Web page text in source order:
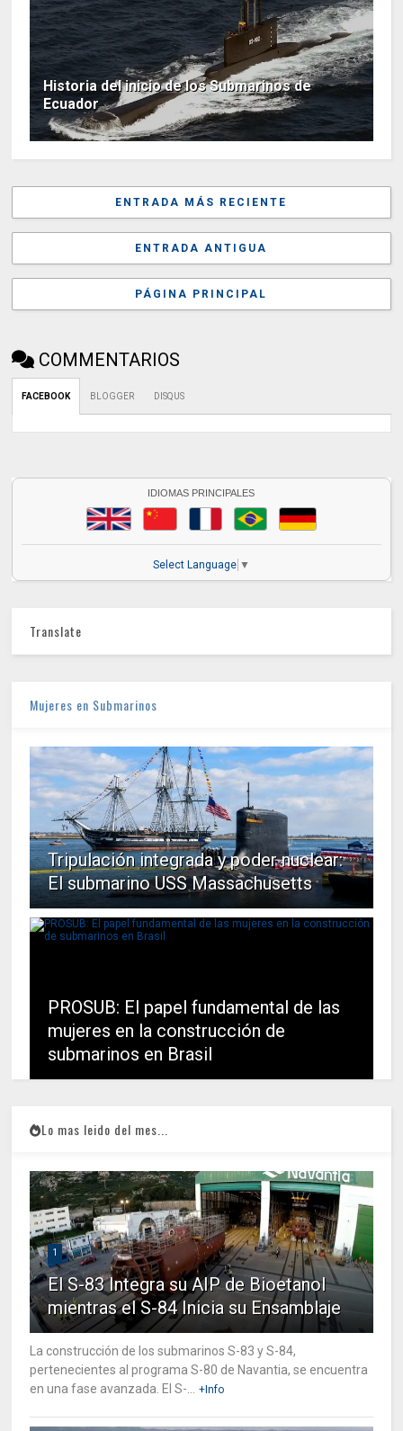
Historia del inicio de los Submarinos de
Ecuador
ENTRADA MÁS RECIENTE
ENTRADA ANTIGUA
PÁGINA PRINCIPAL
COMMENTARIOS
FACEBOOK BLOGGER DISQUS
IDIOMAS PRINCIPALES
Select Language ▼
Translate
Mujeres en Submarinos
Tripulación integrada y poder nuclear:
El submarino USS Massachusetts
PROSUB: El papel fundamental de las
mujeres en la construcción de
submarinos en Brasil
Lo mas leido del mes...
1
El S-83 Integra su AIP de Bioetanol
mientras el S-84 Inicia su Ensamblaje
La construcción de los submarinos S-83 y S-84,
pertenecientes al programa S-80 de Navantia, se encuentra
en una fase avanzada. El S-... +Info